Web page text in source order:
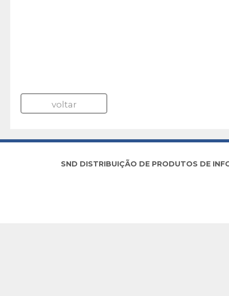
voltar
SND DISTRIBUIÇÃO DE PRODUTOS DE